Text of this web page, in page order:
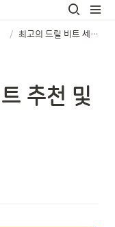
/ 최고의 드릴 비트 세트 추천 및 후기 Top10!
추천 및